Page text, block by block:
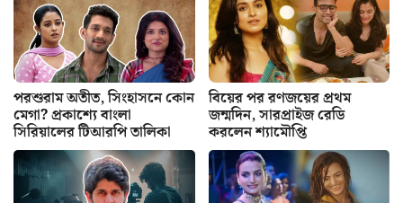
পরশুরাম অতীত, সিংহাসনে কোন
মেগা? প্রকাশ্যে বাংলা
সিরিয়ালের টিআরপি তালিকা
বিয়ের পর রণজয়ের প্রথম
জন্মদিন, সারপ্রাইজ রেডি
করলেন শ্যামৌপ্তি